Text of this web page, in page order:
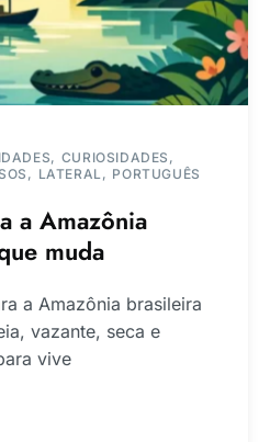
CURIOSIDADES
LATERAL PORTUGUÊS
a Amazônia
muda
a Amazônia brasileira
vazante, seca e
vive